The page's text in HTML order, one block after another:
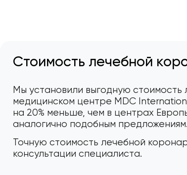
Стоимость лечебной
Мы установили выгодную
медицинском центре MDC
на 20% меньше, чем в центрах
аналогично подобным предложениям.
Точную стоимость лечебной
консультации специалиста.